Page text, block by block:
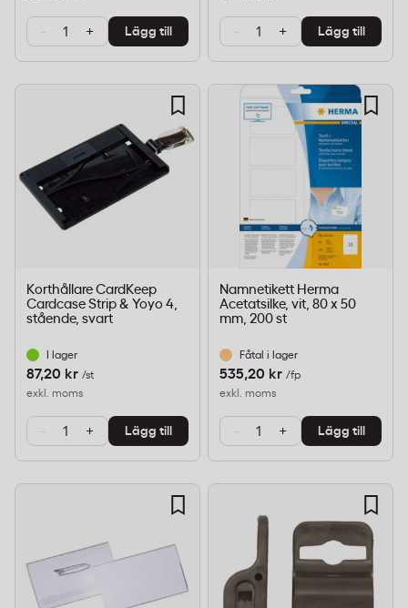
- + Lägg till - + Lägg till
Korthållare CardKeep
Cardcase Strip & Yoyo 4,
stående, svart
I lager
87,20 kr /st
exkl. moms
- + Lägg till
Namnetikett Herma
Acetatsilke, vit, 80 x 50
mm, 200 st
Fåtal i lager
535,20 kr /fp
exkl. moms
- + Lägg till